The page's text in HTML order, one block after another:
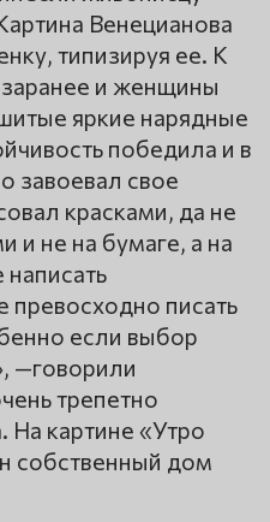
Венецианова
типизируя ее. К
и женщины
яркие нарядные
победила и в
завоевал свое
красками, да не
и не на бумаге, а на
превосходно писать
если выбор
—говорили
трепетно
На картине «Утро
собственный дом